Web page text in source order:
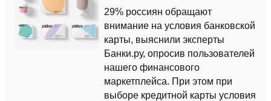
29% россиян обращают
внимание на условия банковской
карты, выяснили эксперты
Банки.ру, опросив пользователей
нашего финансового
маркетплейса. При этом при
выборе кредитной карты условия